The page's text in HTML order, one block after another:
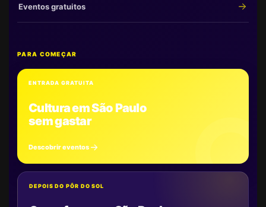
Eventos gratuitos
PARA COMEÇAR
ENTRADA GRATUITA
Cultura em São Paulo
sem gastar
Descobrir eventos
DEPOIS DO PÔR DO SOL